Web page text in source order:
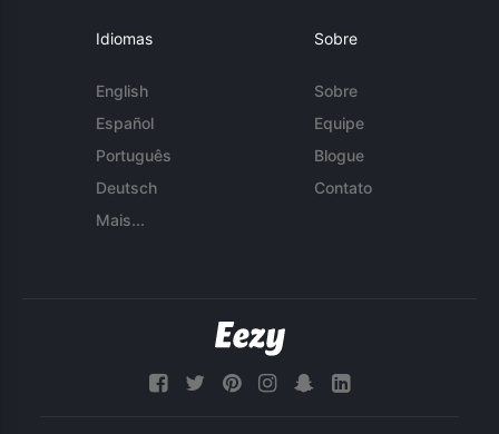
Idiomas
English
Español
Português
Deutsch
Mais...
Sobre
Sobre
Equipe
Blogue
Contato